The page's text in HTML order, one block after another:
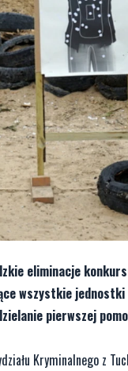
eliminacje
wszystkie
pierwszej
Kryminalnego z